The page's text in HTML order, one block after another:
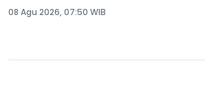
08 Agu 2026, 07:50 WIB